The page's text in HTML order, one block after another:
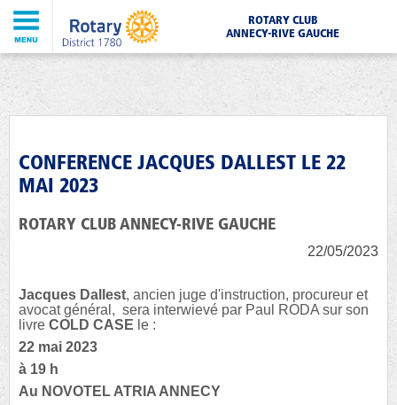
ROTARY CLUB
ANNECY-RIVE GAUCHE
CONFERENCE JACQUES DALLEST LE 22
MAI 2023
ROTARY CLUB ANNECY-RIVE GAUCHE
22/05/2023
Jacques Dallest, ancien juge d'instruction, procureur et
avocat général, sera interwievé par Paul RODA sur son
livre COLD CASE le :
22 mai 2023
à 19 h
Au NOVOTEL ATRIA ANNECY